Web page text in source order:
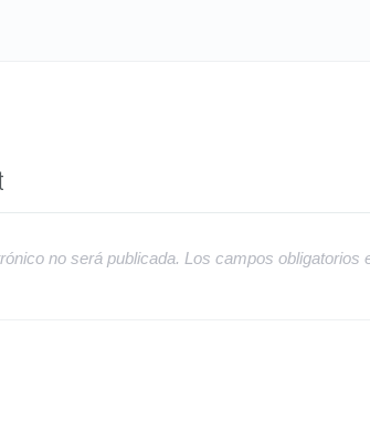
no será publicada. Los campos obligatorios